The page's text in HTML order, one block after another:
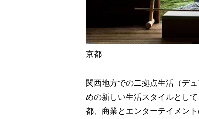
京都
関西地方での二拠点生活（デ
めの新しい生活スタイルとし
都、商業とエンターテイメン